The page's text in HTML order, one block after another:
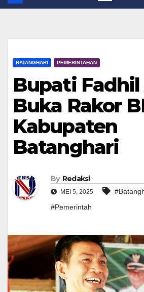
BATANGHARI PEMERINTAHAN
Bupati
Buka Rakor
Kabupaten
Batanghari
By Redaksi
MEI 5, 2025
#Pemerintah